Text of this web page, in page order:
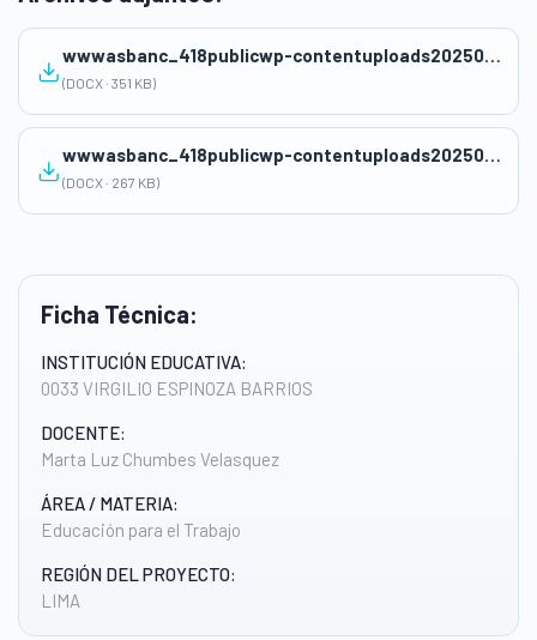
Ficha Técnica:
INSTITUCIÓN EDUCATIVA:
0033 VIRGILIO ESPINOZA BARRIOS
DOCENTE:
Marta Luz Chumbes Velasquez
ÁREA / MATERIA:
Educación para el Trabajo
REGIÓN DEL PROYECTO:
LIMA
wwwasbanc_418publicwp-contentuploads202504sesion-3ano-emprendimiento-Un2.docx
(DOCX · 351 KB)
wwwasbanc_418publicwp-contentuploads202504Unidad-2-EPT-3-ANO-2025.docx
(DOCX · 267 KB)